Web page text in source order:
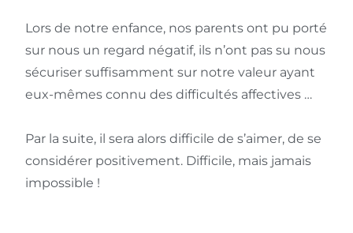
Lors de notre enfance, nos parents ont pu porté
sur nous un regard négatif, ils n’ont pas su nous
sécuriser suffisamment sur notre valeur ayant
eux-mêmes connu des difficultés affectives …
Par la suite, il sera alors difficile de s’aimer, de se
considérer positivement. Difficile, mais jamais
impossible !